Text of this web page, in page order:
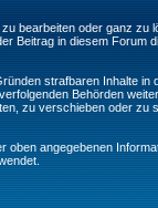
bearbeiten oder ganz zu
Beitrag in diesem Forum
strafbaren Inhalte
Behörden
zu verschieben oder zu
angegebenen